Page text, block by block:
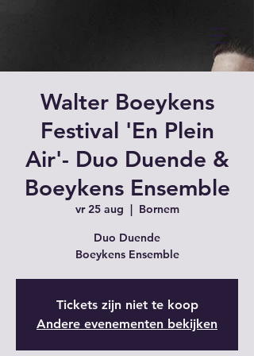
Walter Boeykens
Festival 'En Plein
Air'- Duo Duende &
Boeykens Ensemble
vr 25 aug
  |
Bornem
Duo Duende
Boeykens Ensemble
Tickets zijn niet te koop
Andere evenementen bekijken